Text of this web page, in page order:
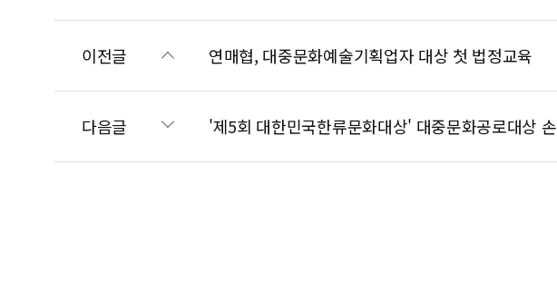
이전글 연매협, 대중문화예술기획업자 대상 첫 법정교육
다음글 '제5회 대한민국한류문화대상' 대중문화공로대상